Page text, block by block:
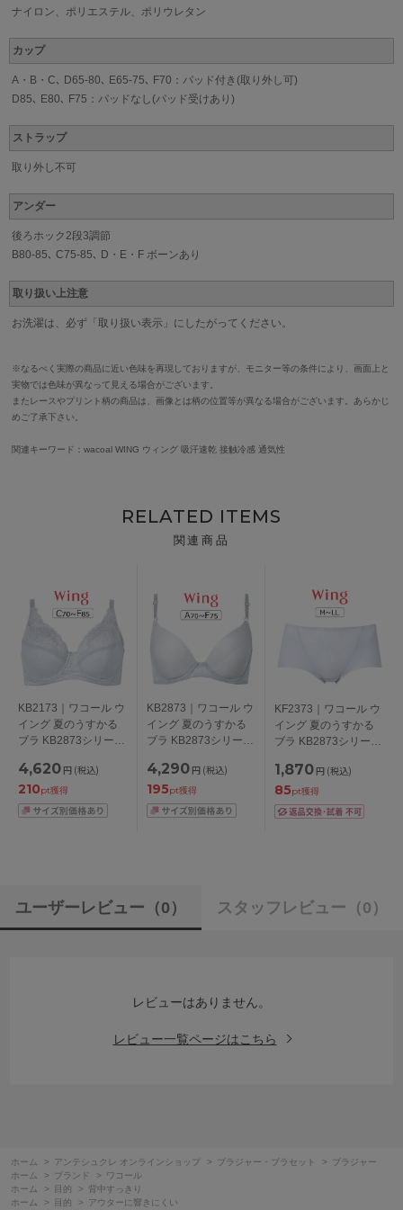
ナイロン、ポリエステル、ポリウレタン
カップ
A・B・C､ D65-80､ E65-75､ F70：パッド付き(取り外し可)
D85､ E80､ F75：パッドなし(パッド受けあり)
ストラップ
取り外し不可
アンダー
後ろホック2段3調節
B80-85､ C75-85､ D・E・F ボーンあり
取り扱い上注意
お洗濯は、必ず「取り扱い表示」にしたがってください。
※なるべく実際の商品に近い色味を再現しておりますが、モニター等の条件により、画面上と
実物では色味が異なって見える場合がございます。
またレースやプリント柄の商品は、画像とは柄の位置等が異なる場合がございます。あらかじ
めご了承下さい。
関連キーワード：wacoal WING ウィング 吸汗速乾 接触冷感 通気性
RELATED ITEMS
関連商品
KB2173｜ワコール ウ
イング 夏のうすかる
ブラ KB2873シリーズ
ジャー単品 CDEFカッ
プ アンダー
70/75/80/85cm
4,620 円 (税込)
210pt獲得
KB2873｜ワコール ウ
イング 夏のうすかる
ブラ KB2873シリーズ
ABCDEFカップ アン
ダー
65/70/75/80/85cm
4,290 円 (税込)
195pt獲得
KF2373｜ワコール ウ
イング 夏のうすかる
ブラ KB2873シリーズ
1,870 円 (税込)
85pt獲得
ユーザーレビュー （0） スタッフレビュー （0）
レビューはありません。
レビュー一覧ページはこちら
ホーム > アンテシュクレ オンラインショップ > ブラジャー・ブラセット >
ブラジャー
ホーム
> ブランド >
ワコール
ホーム
> 目的 >
背中すっきり
ホーム
> 目的 >
アウターに響きにくい